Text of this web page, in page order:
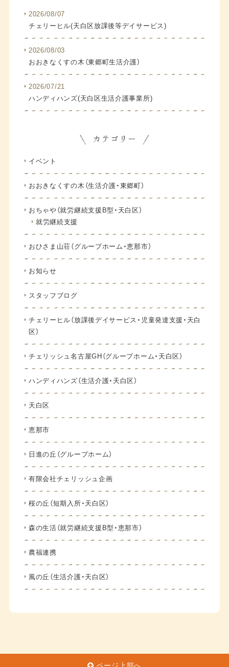
2026/08/07
チェリーヒル(天白区放課後等デイサービス)
2026/08/03
おおきなくすの木（東郷町生活介護）
2026/07/21
ハンディハンズ(天白区生活介護事業所)
イベント
おおきなくすの木（生活介護・東郷町）
おちゃや（就労継続支援B型・天白区）
就労継続支援
おひさま山荘（グループホーム・恵那市）
お知らせ
スタッフブログ
チェリーヒル（放課後デイサービス・児童発達支援・天白
区）
チェリッシュ名古屋GH（グループホーム・天白区）
ハンディハンズ（生活介護・天白区）
天白区
恵那市
日進の丘（グループホーム）
有限会社チェリッシュ企画
桜の丘（短期入所・天白区）
森の生活（就労継続支援B型・恵那市）
農福連携
風の丘（生活介護・天白区）
ページ上部へ